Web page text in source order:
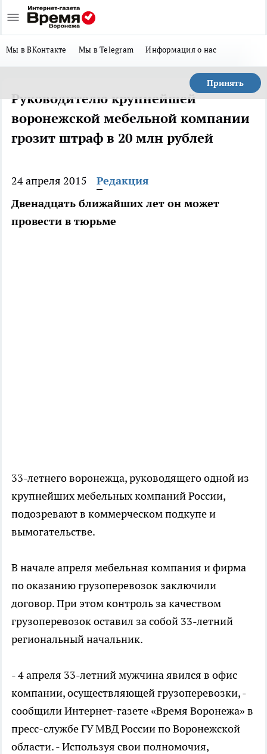
Мы в ВКонтакте Мы в Telegram Информация о нас
Принять
Руководителю крупнейшей
воронежской мебельной компании
грозит штраф в 20 млн рублей
24 апреля 2015
Редакция
Двенадцать ближайших лет он может
провести в тюрьме
33-летнего воронежца, руководящего одной из
крупнейших мебельных компаний России,
подозревают в коммерческом подкупе и
вымогательстве.
В начале апреля мебельная компания и фирма
по оказанию грузоперевозок заключили
договор. При этом контроль за качеством
грузоперевозок оставил за собой 33-летний
региональный начальник.
- 4 апреля 33-летний мужчина явился в офис
компании, осуществляющей грузоперевозки, -
сообщили Интернет-газете «Время Воронежа» в
пресс-службе ГУ МВД России по Воронежской
области. - Используя свои полномочия,